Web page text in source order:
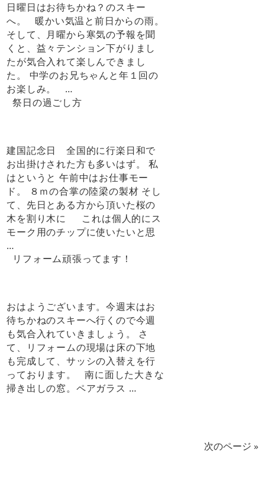
日曜日はお待ちかね？のスキー
へ。 暖かい気温と前日からの雨。
そして、月曜から寒気の予報を聞
くと、益々テンション下がりまし
たが気合入れて楽しんできまし
た。 中学のお兄ちゃんと年１回の
お楽しみ。 …
祭日の過ごし方
建国記念日 全国的に行楽日和で
お出掛けされた方も多いはず。 私
はというと 午前中はお仕事モー
ド。 ８ｍの合掌の陸梁の製材 そし
て、先日とある方から頂いた桜の
木を割り木に これは個人的にス
モーク用のチップに使いたいと思
…
リフォーム頑張ってます！
おはようございます。今週末はお
待ちかねのスキーへ行くので今週
も気合入れていきましょう。 さ
て、リフォームの現場は床の下地
も完成して、サッシの入替えを行
っております。 南に面した大きな
掃き出しの窓。ペアガラス …
次のページ »